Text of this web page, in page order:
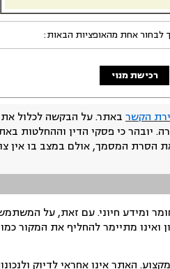
לבחור אחת מהאופציות הבאות:
רכישת מנוי
הקשר באתר. על הבקשה לכלול
יובהר כי פסקי הדין וההחלטות
הסרת המסמך, אולם במצב בו אין
ומידע חיוני. עם זאת, על
ואינו מתיימר להחליף את המקור
האתר אינו אחראי לדיוק